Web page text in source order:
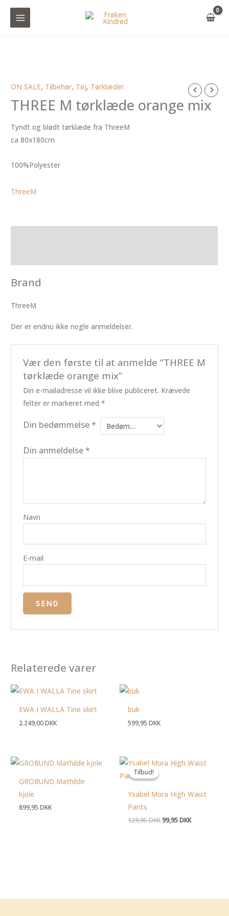
ON SALE, Tilbehør, Tøj, Tørklæder
THREE M tørklæde orange mix
Tyndt og blødt tørklæde fra ThreeM
ca 80x180cm
100%Polyester
ThreeM
Brand
ThreeM
Der er endnu ikke nogle anmeldelser.
Vær den første til at anmelde “THREE M
tørklæde orange mix”
Din e-mailadresse vil ikke blive publiceret. Krævede
felter er markeret med *
Din bedømmelse*
Din anmeldelse*
Navn
E-mail
Relaterede varer
EWA I WALLA Tine skirt
2.249,00DKK
buk
599,95DKK
GROBUND Mathilde
kjole
899,95DKK
Tilbud!
Tilbud!
Ysabel Mora High Waist
Pants
129,95DKK
Den
oprindelige
129,95 DKK.
99,95DKK
Den
aktuelle
99,95 DKK.